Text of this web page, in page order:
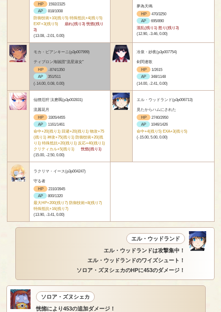
HP
1592/2325
AP
818/1008
防御技術+10(残り5) 特殊抵抗+4(残り5)
EXF+3(残り5)
崩れ(残り3) 恍惚(残り
3)
(13.08, -2.01, 0.00)
夢為天鳴
HP
470/3250
AP
695/890
混乱(残り1) 怒り(残り3)
(12.90, -3.46, 0.00)
モカ・ビアンキーニ(p3p007999)
ティブロン海賊団“流星淑女”
HP
-874/1350
AP
351/511
(-14.00, 0.08, 0.00)
冷泉・紗夜(p3p007754)
剣閃連歌
HP
1/2615
AP
348/1148
(14.00, -2.41, 0.00)
仙狸厄狩 汰磨羈(p3p002831)
流麗花月
HP
3305/4455
AP
1161/1461
命中+20(残り1) 回避+20(残り1) 物攻+75
(残り1) 神攻+75(残り1) 防御技術+20(残
り1) 特殊抵抗+20(残り1) 反応+40(残り1)
クリティカル+5(残り1)
恍惚(残り1)
(15.00, -2.50, 0.00)
エル・ウッドランド(p3p006713)
見たからハムにされた
HP
2740/2950
AP
1046/1426
命中+4(残り5) EXA+3(残り5)
(-15.00, 5.00, 0.00)
ラクリマ・イース(p3p004247)
守る者
HP
2310/3945
AP
800/1320
最大HP+200(残り7) 防御技術+8(残り7)
特殊抵抗+16(残り7)
(13.90, -3.41, 0.00)
エル・ウッドランド
エル・ウッドランドは攻撃集中！
エル・ウッドランドのワイズシュート！
ソロア・ズヌシェカのHPに453のダメージ！
ソロア・ズヌシェカ
恍惚により453の追加ダメージ！